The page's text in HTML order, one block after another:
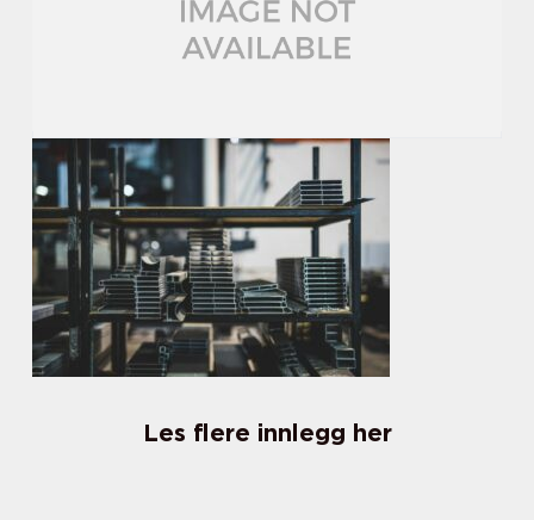
Les flere innlegg her